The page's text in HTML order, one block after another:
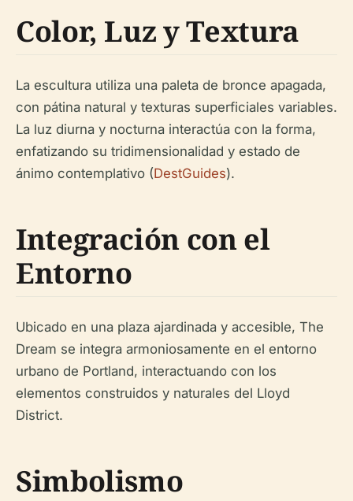
Color, Luz y Textura
La escultura utiliza una paleta de bronce apagada,
con pátina natural y texturas superficiales variables.
La luz diurna y nocturna interactúa con la forma,
enfatizando su tridimensionalidad y estado de
ánimo contemplativo (DestGuides).
Integración con el
Entorno
Ubicado en una plaza ajardinada y accesible, The
Dream se integra armoniosamente en el entorno
urbano de Portland, interactuando con los
elementos construidos y naturales del Lloyd
District.
Simbolismo